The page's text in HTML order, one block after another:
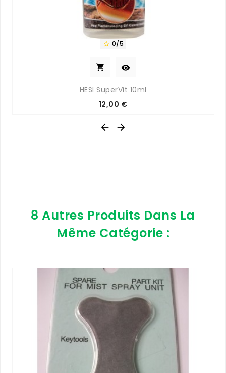
 0/5
 
HESI SuperVit 10ml
Prix
12,00 €
 
8 Autres Produits Dans La
Même Catégorie :